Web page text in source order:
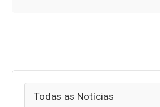
Todas as Notícias